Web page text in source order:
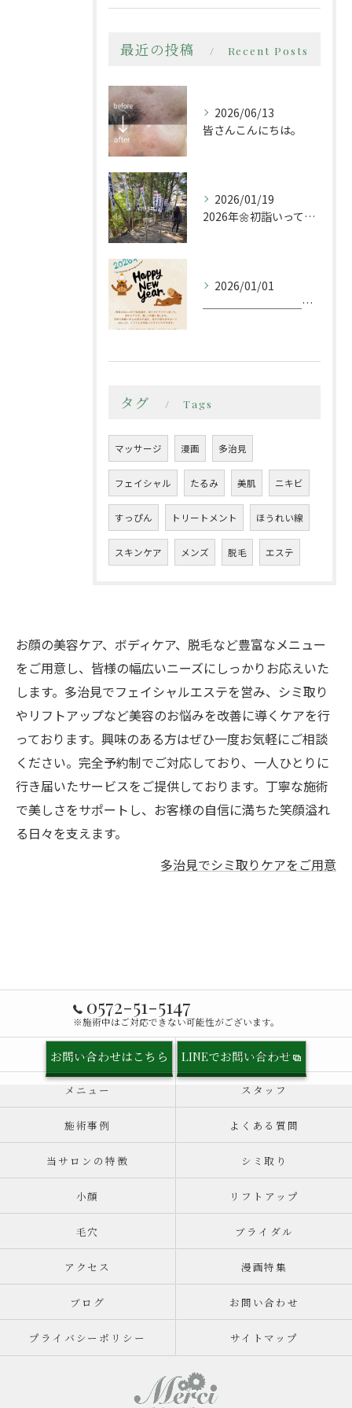
最近の投稿 Recent Posts
2026/06/13
皆さんこんにちは。
2026/01/19
2026年🌼初詣いってきましたー
2026/01/01
＿＿＿＿＿＿＿＿＿＿＿＿＿＿＿＿＿＿＿＿＿＿
タグ Tags
マッサージ 漫画 多治見
フェイシャル たるみ 美肌 ニキビ
すっぴん トリートメント ほうれい線
スキンケア メンズ 脱毛 エステ
お顔の美容ケア、ボディケア、脱毛など豊富なメニュー
をご用意し、皆様の幅広いニーズにしっかりお応えいた
します。多治見でフェイシャルエステを営み、シミ取り
やリフトアップなど美容のお悩みを改善に導くケアを行
っております。興味のある方はぜひ一度お気軽にご相談
ください。完全予約制でご対応しており、一人ひとりに
行き届いたサービスをご提供しております。丁寧な施術
で美しさをサポートし、お客様の自信に満ちた笑顔溢れ
る日々を支えます。
多治見でシミ取りケアをご用意
0572-51-5147
※施術中はご対応できない可能性がございます。
お問い合わせはこちら LINEでお問い合わせ
ホーム コンセプト
メニュー スタッフ
施術事例 よくある質問
当サロンの特徴 シミ取り
小顔 リフトアップ
毛穴 ブライダル
アクセス 漫画特集
ブログ お問い合わせ
プライバシーポリシー サイトマップ